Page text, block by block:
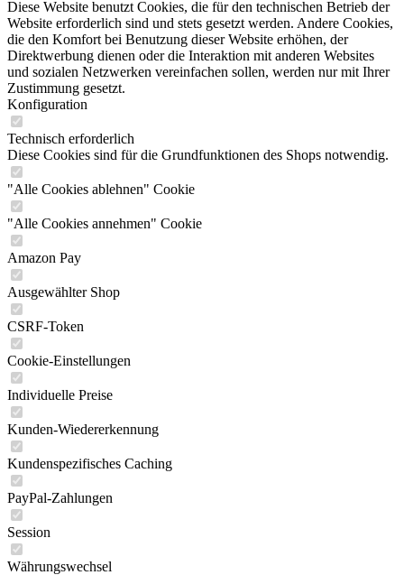
Diese Website benutzt Cookies, die für den technischen Betrieb der
Website erforderlich sind und stets gesetzt werden. Andere Cookies,
die den Komfort bei Benutzung dieser Website erhöhen, der
Direktwerbung dienen oder die Interaktion mit anderen Websites
und sozialen Netzwerken vereinfachen sollen, werden nur mit Ihrer
Zustimmung gesetzt.
Konfiguration
Technisch erforderlich
Diese Cookies sind für die Grundfunktionen des Shops notwendig.
"Alle Cookies ablehnen" Cookie
"Alle Cookies annehmen" Cookie
Amazon Pay
Ausgewählter Shop
CSRF-Token
Cookie-Einstellungen
Individuelle Preise
Kunden-Wiedererkennung
Kundenspezifisches Caching
PayPal-Zahlungen
Session
Währungswechsel